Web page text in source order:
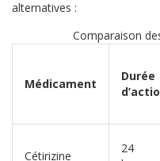
alternatives :
Comparaison
Médicament
Durée
Cétirizine
24